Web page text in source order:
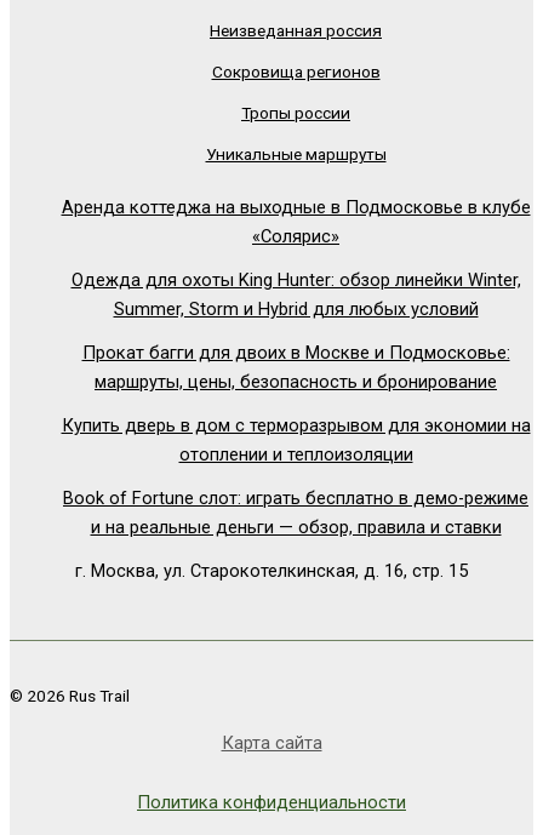
Неизведанная россия
Сокровища регионов
Тропы россии
Уникальные маршруты
Аренда коттеджа на выходные в Подмосковье в клубе
«Солярис»
Одежда для охоты King Hunter: обзор линейки Winter,
Summer, Storm и Hybrid для любых условий
Прокат багги для двоих в Москве и Подмосковье:
маршруты, цены, безопасность и бронирование
Купить дверь в дом с терморазрывом для экономии на
отоплении и теплоизоляции
Book of Fortune слот: играть бесплатно в демо-режиме
и на реальные деньги — обзор, правила и ставки
г. Москва, ул. Старокотелкинская, д. 16, стр. 15
© 2026 Rus Trail
Карта сайта
Политика конфиденциальности